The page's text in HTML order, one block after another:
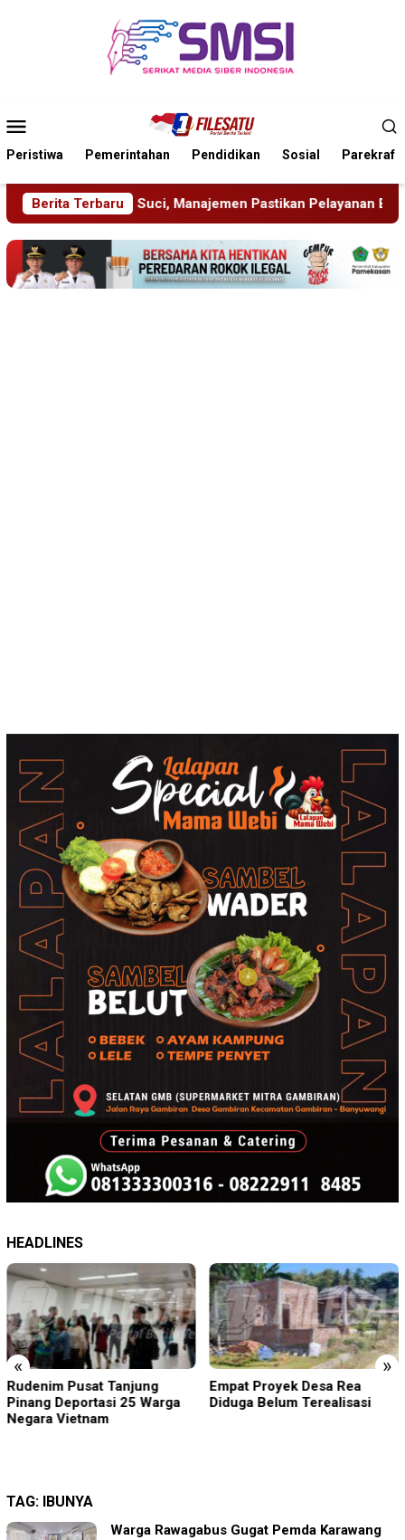
Mobile
Peristiwa Pemerintahan Pendidikan Sosial Parekraf
Berita Terbaru
Pastikan Pelayanan Berita Tetap Maksimal
HEADLINES
« »
Empat Proyek Desa Rea
Diduga Belum Terealisasi
Kapolsek Dentim Hadiri
Pelepasan Purna Tugas
TAG: IBUNYA
Warga Rawagabus Gugat Pemda Karawang